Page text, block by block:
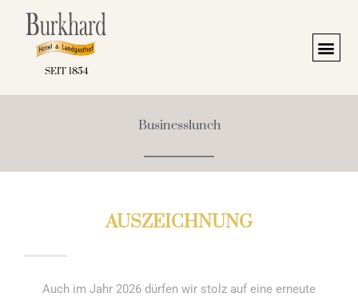
springen
SEIT 1854
Businesslunch
AUSZEICHNUNG
Auch im Jahr 2026 dürfen wir stolz auf eine erneute